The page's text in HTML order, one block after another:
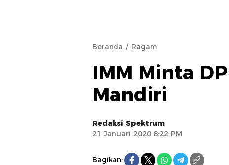
Beranda Ragam
IMM Minta
Mandiri
Redaksi Spektrum
21 Januari 2020 8:22 PM
Bagikan: